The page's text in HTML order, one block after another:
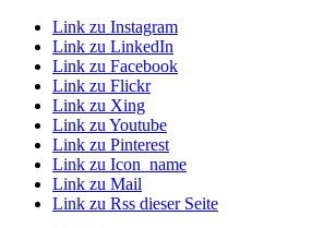
Link zu Instagram
Link zu LinkedIn
Link zu Facebook
Link zu Flickr
Link zu Xing
Link zu Youtube
Link zu Pinterest
Link zu Icon_name
Link zu Mail
Link zu Rss dieser Seite